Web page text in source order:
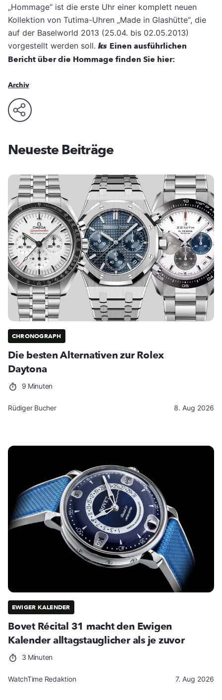
„Hommage“ ist die erste Uhr einer komplett neuen
Kollektion von Tutima-Uhren „Made in Glashütte“, die
auf der Baselworld 2013 (25.04. bis 02.05.2013)
vorgestellt werden soll. ks Einen ausführlichen
Bericht über die Hommage finden Sie hier:
Archiv
Neueste Beiträge
CHRONOGRAPH
Die besten Alternativen zur Rolex
Daytona
9 Minuten
Rüdiger Bucher 8. Aug 2026
EWIGER KALENDER
Bovet Récital 31 macht den Ewigen
Kalender alltagstauglicher als je zuvor
3 Minuten
WatchTime Redaktion 7. Aug 2026